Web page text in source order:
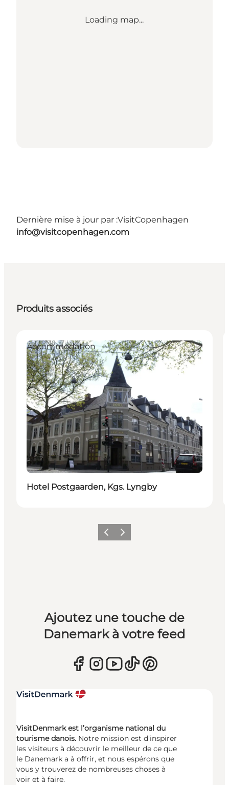
Loading map...
Dernière mise à jour par :VisitCopenhagen
info@visitcopenhagen.com
Produits associés
Accommodation
Hotel Postgaarden, Kgs. Lyngby
PrécédentSuivant
Ajoutez une touche de
Danemark à votre feed
VisitDenmark est l’organisme national du
tourisme danois. Notre mission est d’inspirer
les visiteurs à découvrir le meilleur de ce que
le Danemark a à offrir, et nous espérons que
vous y trouverez de nombreuses choses à
voir et à faire.